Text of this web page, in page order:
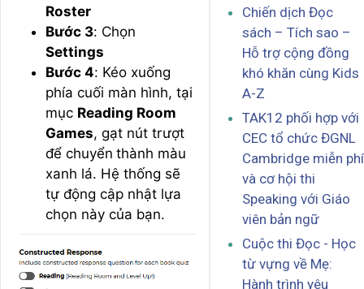
Roster
Bước 3: Chọn
Settings
Bước 4: Kéo xuống
phía cuối màn hình, tại
mục Reading Room
Games, gạt nút trượt
để chuyển thành màu
xanh lá. Hệ thống sẽ
tự động cập nhật lựa
chọn này của bạn.
Chiến dịch Đọc
sách – Tích sao –
Hỗ trợ cộng đồng
khó khăn cùng Kids
A-Z
TAK12 phối hợp với
CEC tổ chức ĐGNL
Cambridge miễn phí
và cơ hội thi
Speaking với Giáo
viên bản ngữ
Cuộc thi Đọc - Học
từ vựng về Mẹ:
Hành trình yêu